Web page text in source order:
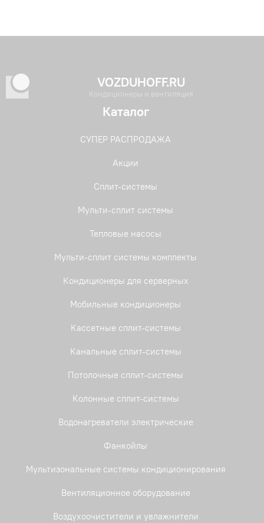
VOZDUHOFF.RU
Кондиционеры и вентиляция
Каталог
СУПЕР РАСПРОДАЖА
Акции
Сплит-системы
Мульти-сплит системы
Тепловые насосы
Мульти-сплит системы комплекты
Кондиционеры для серверных
Мобильные кондиционеры
Кассетные сплит-системы
Канальные сплит-системы
Потолочные сплит-системы
Колонные сплит-системы
Водонагреватели электрические
Фанкойлы
Мультизональные системы кондиционирования
Вентиляционное оборудование
Воздухоочистители и увлажнители